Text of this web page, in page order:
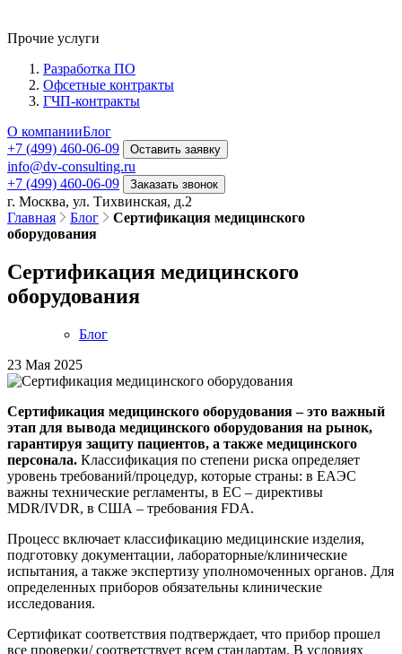
Прочие услуги
Разработка ПО
Офсетные контракты
ГЧП-контракты
О компанииБлог
+7 (499) 460-06-09
Оставить заявку
info@dv-consulting.ru
+7 (499) 460-06-09
Заказать звонок
г. Москва, ул. Тихвинская, д.2
Главная
Блог
Сертификация медицинского
оборудования
Сертификация медицинского
оборудования
Блог
23 Мая 2025
Сертификация медицинского оборудования– это важный
этап для вывода медицинского оборудования на рынок,
гарантируя защиту пациентов, а также медицинского
персонала. Классификация по степени риска определяет
уровень требований/процедур, которые страны: в ЕАЭС
важны технические регламенты, в ЕС – директивы
MDR/IVDR, в США – требования FDA.
Процесс включает классификацию медицинские изделия,
подготовку документации, лабораторные/клинические
испытания, а также экспертизу уполномоченных органов. Для
определенных приборов обязательны клинические
исследования.
Сертификат соответствия подтверждает, что прибор прошел
все проверки/ соответствует всем стандартам. В условиях